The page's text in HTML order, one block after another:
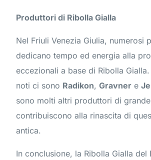
Produttori di Ribolla Gialla
Nel Friuli Venezia Giulia, numerosi
dedicano tempo ed energia alla
eccezionali a base di Ribolla
noti ci sono Radikon,Gravner e
sono molti altri produttori di
contribuiscono alla rinascita di
antica.
In conclusione, la Ribolla Gialla del